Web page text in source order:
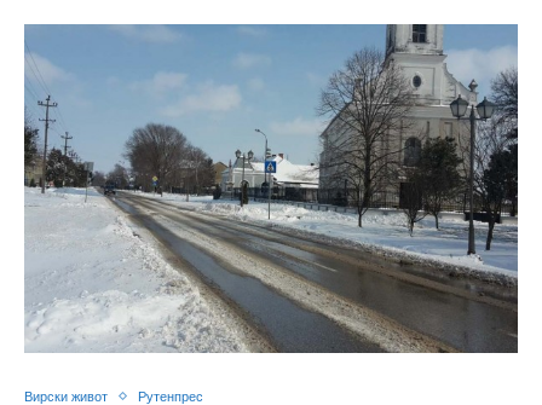
Вирски живот Рутенпрес